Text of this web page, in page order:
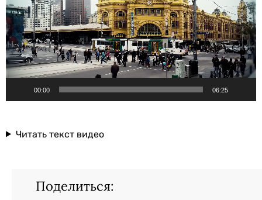
00:00 06:25
Читать текст видео
Поделиться: